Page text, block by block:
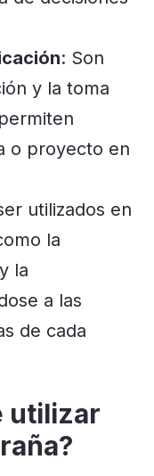
: Son
y la toma
o proyecto en
utilizados en
la
la
a las
de cada
utilizar